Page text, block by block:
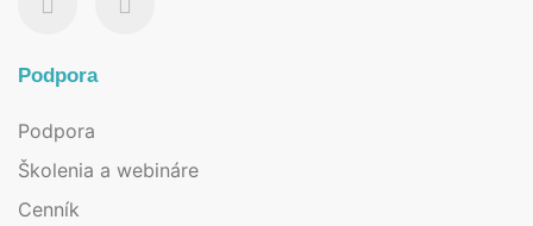
Podpora
Podpora
Školenia a webináre
Cenník